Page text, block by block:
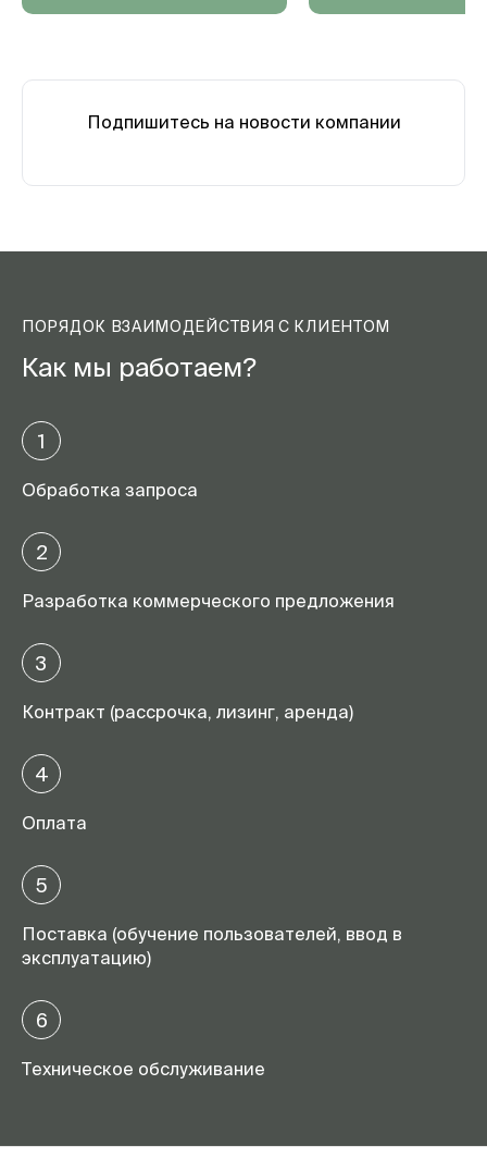
Подпишитесь на новости компании
ПОРЯДОК ВЗАИМОДЕЙСТВИЯ С КЛИЕНТОМ
Как мы работаем?
1
Обработка запроса
2
Разработка коммерческого предложения
3
Контракт (рассрочка, лизинг, аренда)
4
Оплата
5
Поставка (обучение пользователей, ввод в
эксплуатацию)
6
Техническое обслуживание